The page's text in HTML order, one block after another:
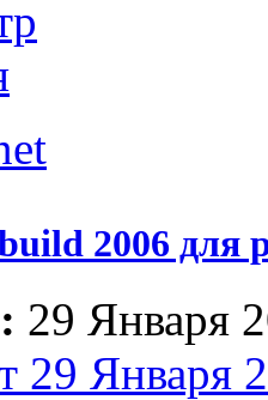
2006 для
29 Января
29 Января